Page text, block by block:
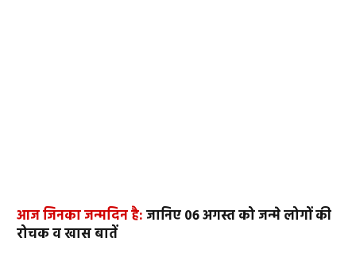
आज जिनका जन्मदिन है:जानिए 06 अगस्त को जन्मे लोगों की
रोचक व खास बातें